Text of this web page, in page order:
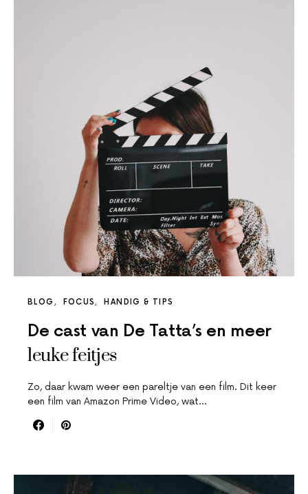
BLOG FOCUS HANDIG & TIPS
De cast van De Tatta’s en meer
leuke feitjes
Zo, daar kwam weer een pareltje van een film. Dit keer
een film van Amazon Prime Video, wat…